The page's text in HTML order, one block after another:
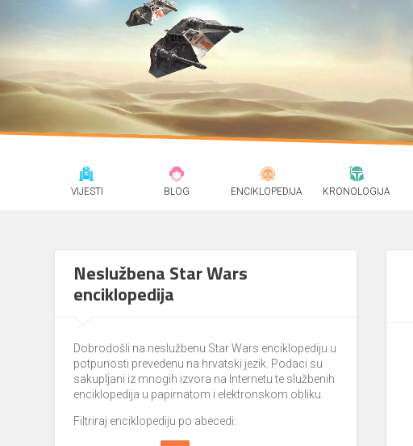
VIJESTI BLOG ENCIKLOPEDIJA KRONOLOGIJA
Neslužbena Star Wars
enciklopedija
Dobrodošli na neslužbenu Star Wars enciklopediju u
potpunosti prevedenu na hrvatski jezik. Podaci su
sakupljani iz mnogih izvora na Internetu te službenih
enciklopedija u papirnatom i elektronskom obliku.
Filtriraj enciklopediju po abecedi: